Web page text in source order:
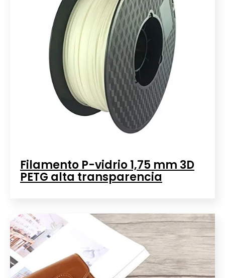
Filamento P-vidrio 1,75 mm 3D
PETG alta transparencia